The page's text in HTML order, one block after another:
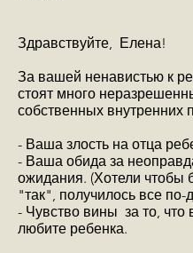
Здравствуйте, Елена!
За вашей ненавистью к
стоят много
собственных внутренних
- Ваша злость на отца
- Ваша обида за
ожидания. (Хотели чтобы
"так", получилось все по-
- Чувство вины за то, что
любите ребенка.